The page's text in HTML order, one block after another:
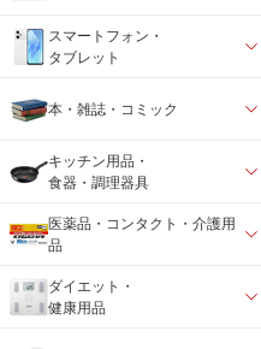
スマートフォン・
タブレット
本・雑誌・コミック
キッチン用品・
食器・調理器具
医薬品・コンタクト・介護用
品
ダイエット・
健康用品